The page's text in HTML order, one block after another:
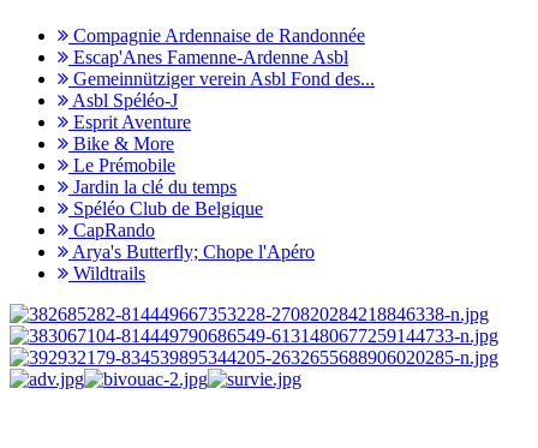
Compagnie Ardennaise de Randonnée
Escap'Anes Famenne-Ardenne Asbl
Gemeinnütziger verein Asbl Fond des...
Asbl Spéléo-J
Esprit Aventure
Bike & More
Le Prémobile
Jardin la clé du temps
Spéléo Club de Belgique
CapRando
Arya's Butterfly; Chope l'Apéro
Wildtrails